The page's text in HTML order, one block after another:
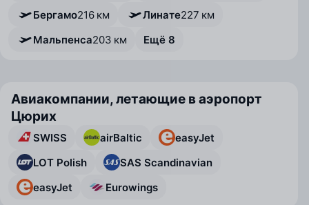
Бергамо216 км Линате227 км
Мальпенса203 км Ещё 8
Авиакомпании, летающие в аэропорт
Цюрих
SWISS airBaltic
easyJet
LOT Polish
SAS Scandinavian
easyJet
Eurowings